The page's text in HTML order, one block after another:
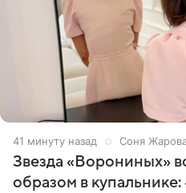
41 минуту назад Соня
Звезда «Ворониных»
образом в